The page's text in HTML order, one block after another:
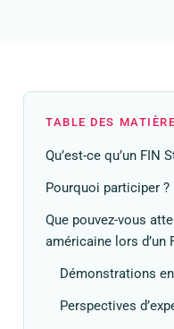
TABLE DES
Qu’est-ce qu’un FIN
Pourquoi participer ?
Que pouvez-vous
américaine lors d’un
Démonstrations
Perspectives